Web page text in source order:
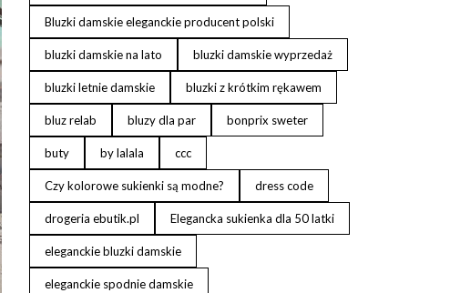
Bluzki damskie eleganckie producent polski
bluzki damskie na lato bluzki damskie wyprzedaż
bluzki letnie damskie bluzki z krótkim rękawem
bluz relab bluzy dla par bonprix sweter
buty by lalala ccc
Czy kolorowe sukienki są modne? dress code
drogeria ebutik.pl Elegancka sukienka dla 50 latki
eleganckie bluzki damskie
eleganckie spodnie damskie